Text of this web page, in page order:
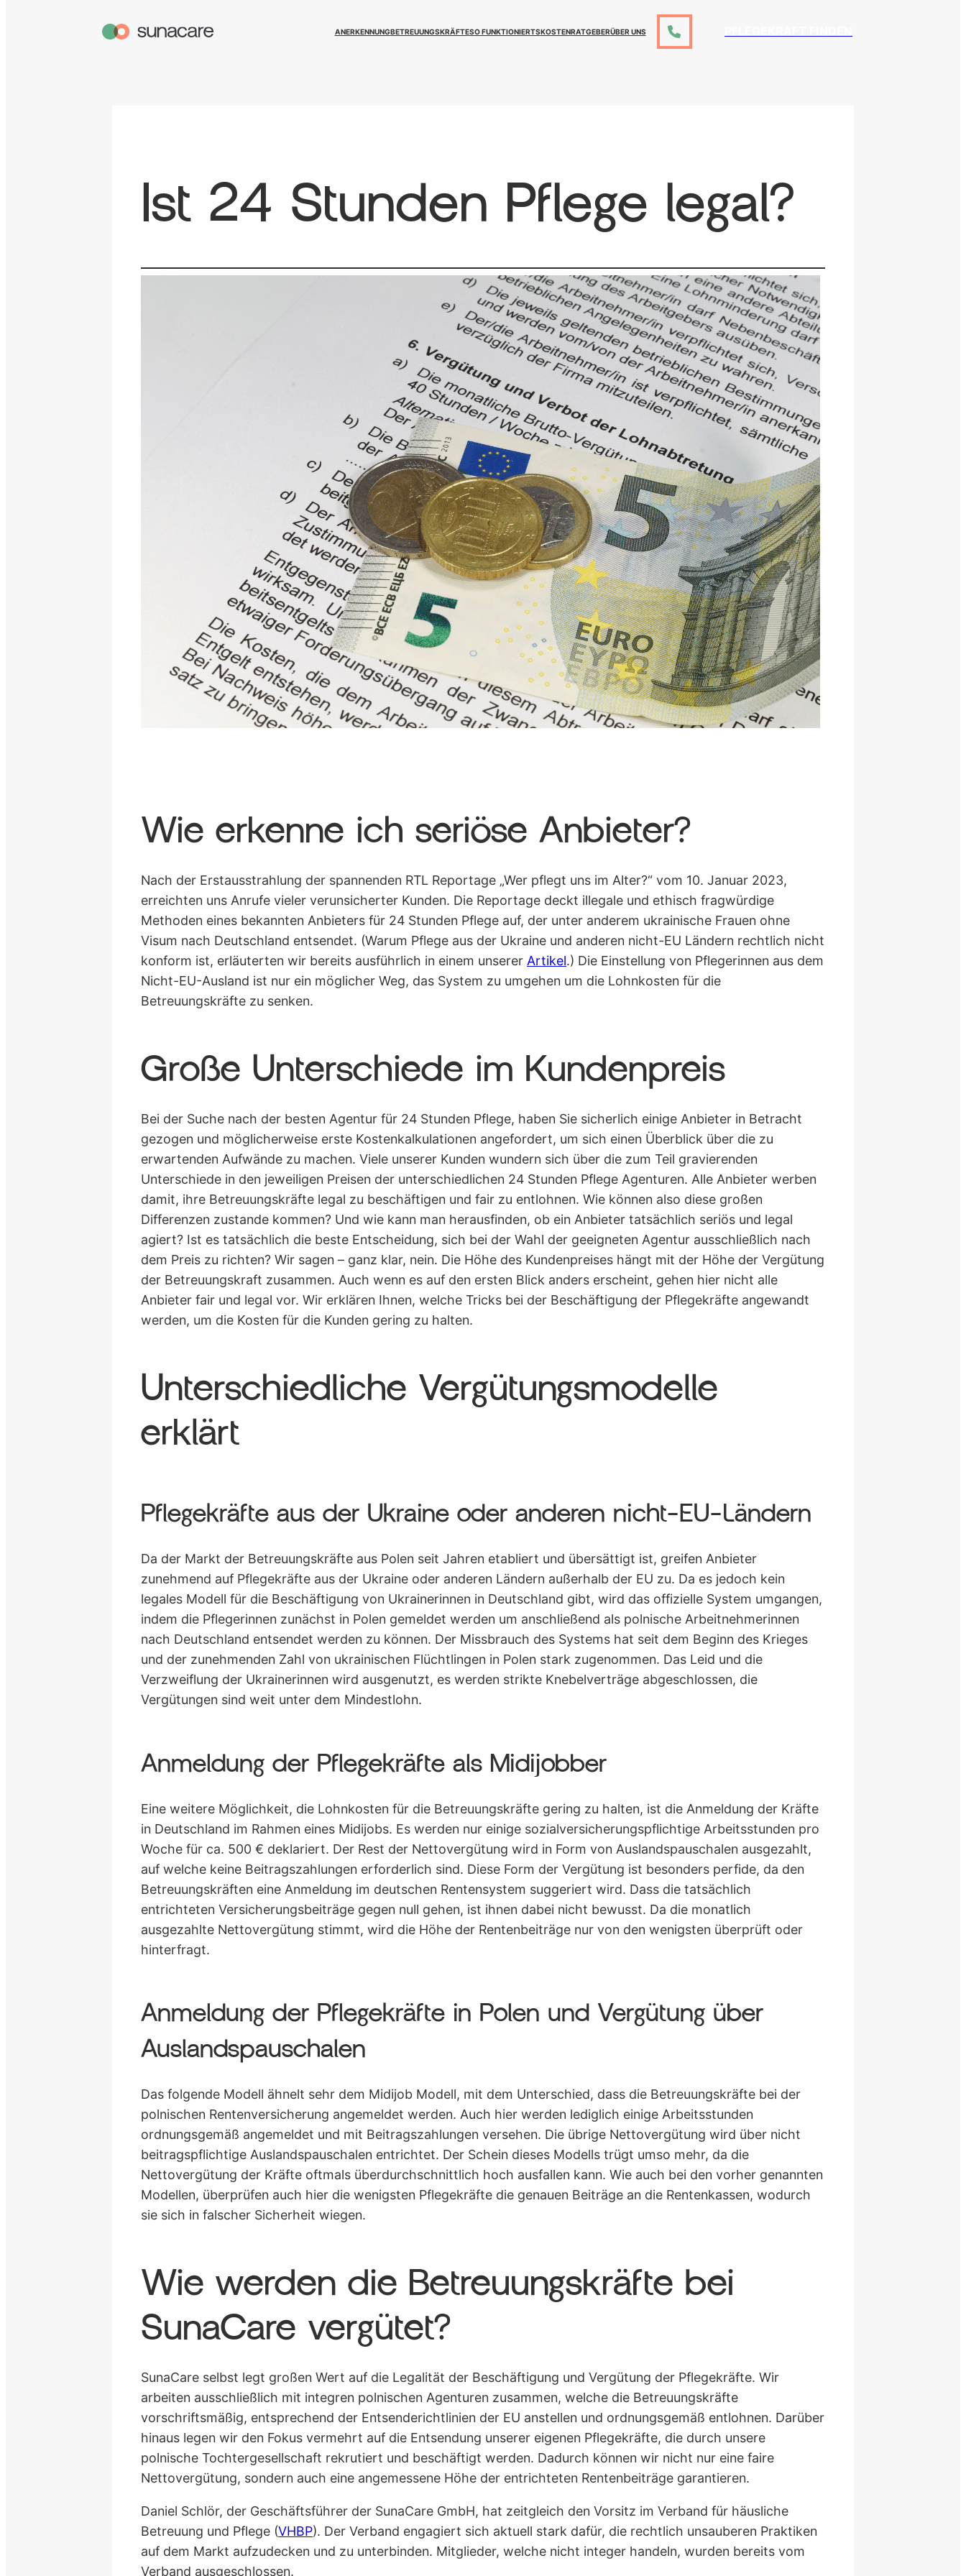
ANERKENNUNGBETREUUNGSKRÄFTESO FUNKTIONIERTSKOSTENRATGEBERÜBER UNS
Ist 24 Stunden Pflege legal?
Wie erkenne ich seriöse Anbieter?
Nach der Erstausstrahlung der spannenden RTL Reportage „Wer pflegt uns im Alter?“ vom 10. Januar 2023,
erreichten uns Anrufe vieler verunsicherter Kunden. Die Reportage deckt illegale und ethisch fragwürdige
Methoden eines bekannten Anbieters für 24 Stunden Pflege auf, der unter anderem ukrainische Frauen ohne
Visum nach Deutschland entsendet. (Warum Pflege aus der Ukraine und anderen nicht-EU Ländern rechtlich nicht
konform ist, erläuterten wir bereits ausführlich in einem unserer Artikel.) Die Einstellung von Pflegerinnen aus dem
Nicht-EU-Ausland ist nur ein möglicher Weg, das System zu umgehen um die Lohnkosten für die
Betreuungskräfte zu senken.
Große Unterschiede im Kundenpreis
Bei der Suche nach der besten Agentur für 24 Stunden Pflege, haben Sie sicherlich einige Anbieter in Betracht
gezogen und möglicherweise erste Kostenkalkulationen angefordert, um sich einen Überblick über die zu
erwartenden Aufwände zu machen. Viele unserer Kunden wundern sich über die zum Teil gravierenden
Unterschiede in den jeweiligen Preisen der unterschiedlichen 24 Stunden Pflege Agenturen. Alle Anbieter werben
damit, ihre Betreuungskräfte legal zu beschäftigen und fair zu entlohnen. Wie können also diese großen
Differenzen zustande kommen? Und wie kann man herausfinden, ob ein Anbieter tatsächlich seriös und legal
agiert? Ist es tatsächlich die beste Entscheidung, sich bei der Wahl der geeigneten Agentur ausschließlich nach
dem Preis zu richten? Wir sagen – ganz klar, nein. Die Höhe des Kundenpreises hängt mit der Höhe der Vergütung
der Betreuungskraft zusammen. Auch wenn es auf den ersten Blick anders erscheint, gehen hier nicht alle
Anbieter fair und legal vor. Wir erklären Ihnen, welche Tricks bei der Beschäftigung der Pflegekräfte angewandt
werden, um die Kosten für die Kunden gering zu halten.
Unterschiedliche Vergütungsmodelle
erklärt
Pflegekräfte aus der Ukraine oder anderen nicht-EU-Ländern
Da der Markt der Betreuungskräfte aus Polen seit Jahren etabliert und übersättigt ist, greifen Anbieter
zunehmend auf Pflegekräfte aus der Ukraine oder anderen Ländern außerhalb der EU zu. Da es jedoch kein
legales Modell für die Beschäftigung von Ukrainerinnen in Deutschland gibt, wird das offizielle System umgangen,
indem die Pflegerinnen zunächst in Polen gemeldet werden um anschließend als polnische Arbeitnehmerinnen
nach Deutschland entsendet werden zu können. Der Missbrauch des Systems hat seit dem Beginn des Krieges
und der zunehmenden Zahl von ukrainischen Flüchtlingen in Polen stark zugenommen. Das Leid und die
Verzweiflung der Ukrainerinnen wird ausgenutzt, es werden strikte Knebelverträge abgeschlossen, die
Vergütungen sind weit unter dem Mindestlohn.
Anmeldung der Pflegekräfte als Midijobber
Eine weitere Möglichkeit, die Lohnkosten für die Betreuungskräfte gering zu halten, ist die Anmeldung der Kräfte
in Deutschland im Rahmen eines Midijobs. Es werden nur einige sozialversicherungspflichtige Arbeitsstunden pro
Woche für ca. 500 € deklariert. Der Rest der Nettovergütung wird in Form von Auslandspauschalen ausgezahlt,
auf welche keine Beitragszahlungen erforderlich sind. Diese Form der Vergütung ist besonders perfide, da den
Betreuungskräften eine Anmeldung im deutschen Rentensystem suggeriert wird. Dass die tatsächlich
entrichteten Versicherungsbeiträge gegen null gehen, ist ihnen dabei nicht bewusst. Da die monatlich
ausgezahlte Nettovergütung stimmt, wird die Höhe der Rentenbeiträge nur von den wenigsten überprüft oder
hinterfragt.
Anmeldung der Pflegekräfte in Polen und Vergütung über
Auslandspauschalen
Das folgende Modell ähnelt sehr dem Midijob Modell, mit dem Unterschied, dass die Betreuungskräfte bei der
polnischen Rentenversicherung angemeldet werden. Auch hier werden lediglich einige Arbeitsstunden
ordnungsgemäß angemeldet und mit Beitragszahlungen versehen. Die übrige Nettovergütung wird über nicht
beitragspflichtige Auslandspauschalen entrichtet. Der Schein dieses Modells trügt umso mehr, da die
Nettovergütung der Kräfte oftmals überdurchschnittlich hoch ausfallen kann. Wie auch bei den vorher genannten
Modellen, überprüfen auch hier die wenigsten Pflegekräfte die genauen Beiträge an die Rentenkassen, wodurch
sie sich in falscher Sicherheit wiegen.
Wie werden die Betreuungskräfte bei
SunaCare vergütet?
SunaCare selbst legt großen Wert auf die Legalität der Beschäftigung und Vergütung der Pflegekräfte. Wir
arbeiten ausschließlich mit integren polnischen Agenturen zusammen, welche die Betreuungskräfte
vorschriftsmäßig, entsprechend der Entsenderichtlinien der EU anstellen und ordnungsgemäß entlohnen. Darüber
hinaus legen wir den Fokus vermehrt auf die Entsendung unserer eigenen Pflegekräfte, die durch unsere
polnische Tochtergesellschaft rekrutiert und beschäftigt werden. Dadurch können wir nicht nur eine faire
Nettovergütung, sondern auch eine angemessene Höhe der entrichteten Rentenbeiträge garantieren.
Daniel Schlör, der Geschäftsführer der SunaCare GmbH, hat zeitgleich den Vorsitz im Verband für häusliche
Betreuung und Pflege (VHBP). Der Verband engagiert sich aktuell stark dafür, die rechtlich unsauberen Praktiken
auf dem Markt aufzudecken und zu unterbinden. Mitglieder, welche nicht integer handeln, wurden bereits vom
Verband ausgeschlossen.